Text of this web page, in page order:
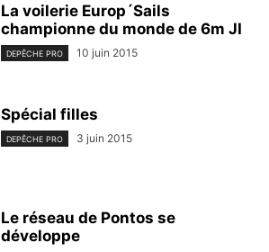
La voilerie Europ´Sails
championne du monde de 6m JI
DEPÊCHE PRO 10 juin 2015
Spécial filles
DEPÊCHE PRO 3 juin 2015
Le réseau de Pontos se
développe